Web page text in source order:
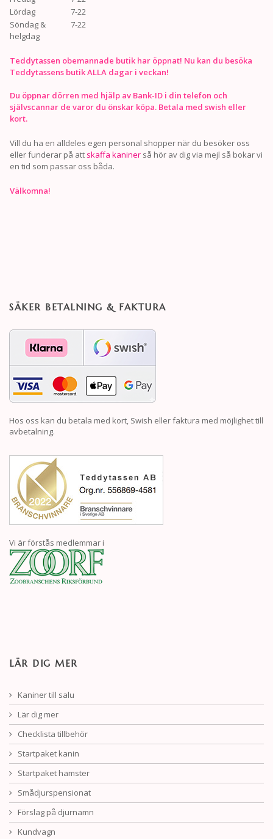
Lördag
7-22
Söndag &
helgdag
7-22
Teddytassen obemannade butik har öppnat! Nu kan du besöka
Teddytassens butik ALLA dagar i veckan!
Du öppnar dörren med hjälp av Bank-ID i din telefon och
självscannar de varor du önskar köpa. Betala med swish eller
kort.
Vill du ha en alldeles egen personal shopper när du besöker oss
eller funderar på att skaffa kaniner så hör av dig via mejl så bokar vi
en tid som passar oss båda.
Välkomna!
SÄKER BETALNING & FAKTURA
Hos oss kan du betala med kort, Swish eller faktura med möjlighet till
avbetalning.
Vi är förstås medlemmar i
LÄR DIG MER
Kaniner till salu
Lär dig mer
Checklista tillbehör
Startpaket kanin
Startpaket hamster
Smådjurspensionat
Förslag på djurnamn
Kundvagn